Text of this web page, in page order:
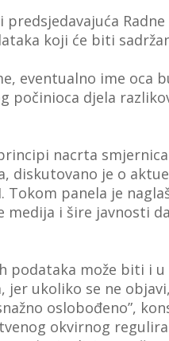
koji će biti
eventualno ime
djela
nacrta
diskutovano je o
panela je
i šire javnosti
podataka može biti i
ukoliko se ne
oslobođeno”,
okvirnog